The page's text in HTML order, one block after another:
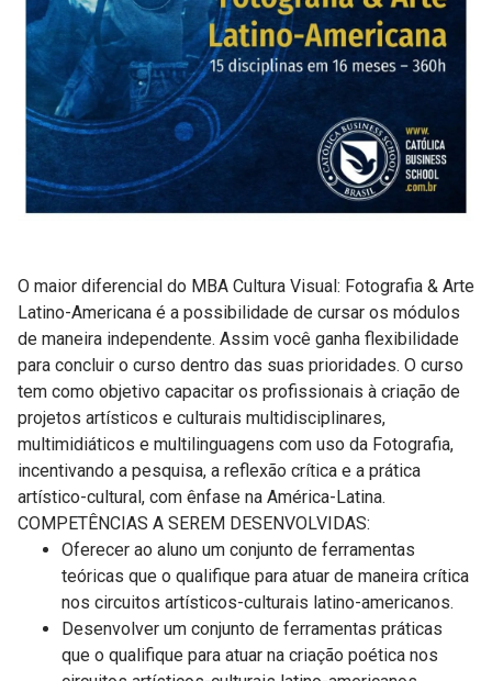
O maior diferencial do MBA Cultura Visual: Fotografia & Arte
Latino-Americana é a possibilidade de cursar os módulos
de maneira independente. Assim você ganha flexibilidade
para concluir o curso dentro das suas prioridades. O curso
tem como objetivo capacitar os profissionais à criação de
projetos artísticos e culturais multidisciplinares,
multimidiáticos e multilinguagens com uso da Fotografia,
incentivando a pesquisa, a reflexão crítica e a prática
artístico-cultural, com ênfase na América-Latina.
COMPETÊNCIAS A SEREM DESENVOLVIDAS:
Oferecer ao aluno um conjunto de ferramentas
teóricas que o qualifique para atuar de maneira crítica
nos circuitos artísticos-culturais latino-americanos.
Desenvolver um conjunto de ferramentas práticas
que o qualifique para atuar na criação poética nos